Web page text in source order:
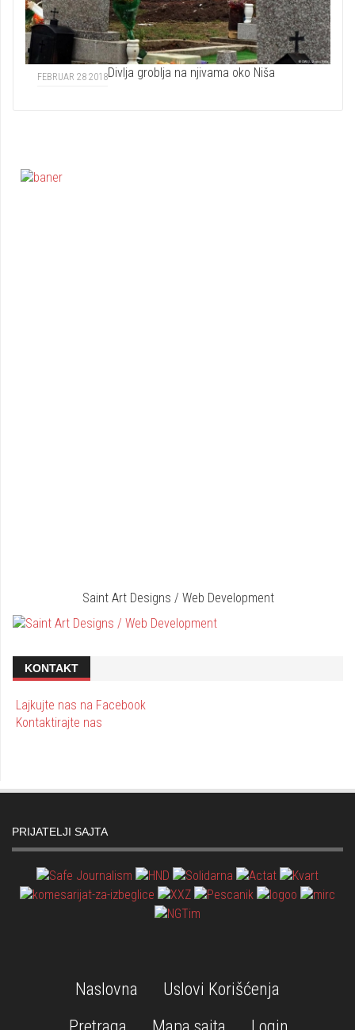
FEBRUAR 28 2018Divlja groblja na njivama oko Niša
Saint Art Designs / Web Development
KONTAKT
Lajkujte nas na Facebook
Kontaktirajte nas
PRIJATELJI SAJTA
Naslovna
Uslovi Korišćenja
Pretraga
Mapa sajta Login